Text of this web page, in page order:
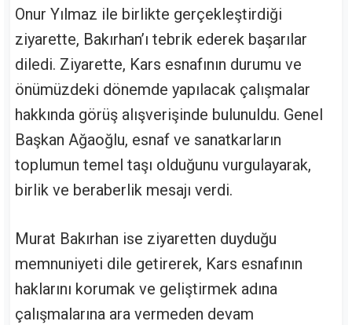
Onur Yılmaz ile birlikte gerçekleştirdiği
ziyarette, Bakırhan’ı tebrik ederek başarılar
diledi. Ziyarette, Kars esnafının durumu ve
önümüzdeki dönemde yapılacak çalışmalar
hakkında görüş alışverişinde bulunuldu. Genel
Başkan Ağaoğlu, esnaf ve sanatkarların
toplumun temel taşı olduğunu vurgulayarak,
birlik ve beraberlik mesajı verdi.
Murat Bakırhan ise ziyaretten duyduğu
memnuniyeti dile getirerek, Kars esnafının
haklarını korumak ve geliştirmek adına
çalışmalarına ara vermeden devam